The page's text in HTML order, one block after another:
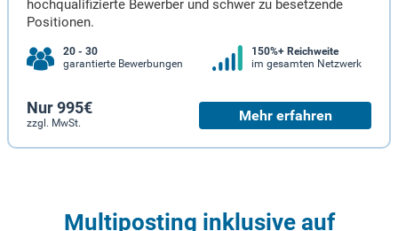
hochqualifizierte Bewerber und schwer zu besetzende
Positionen.
20 - 30
garantierte Bewerbungen
150%+ Reichweite
im gesamten Netzwerk
Nur 995€
zzgl. MwSt. Mehr erfahren
Multiposting inklusive auf